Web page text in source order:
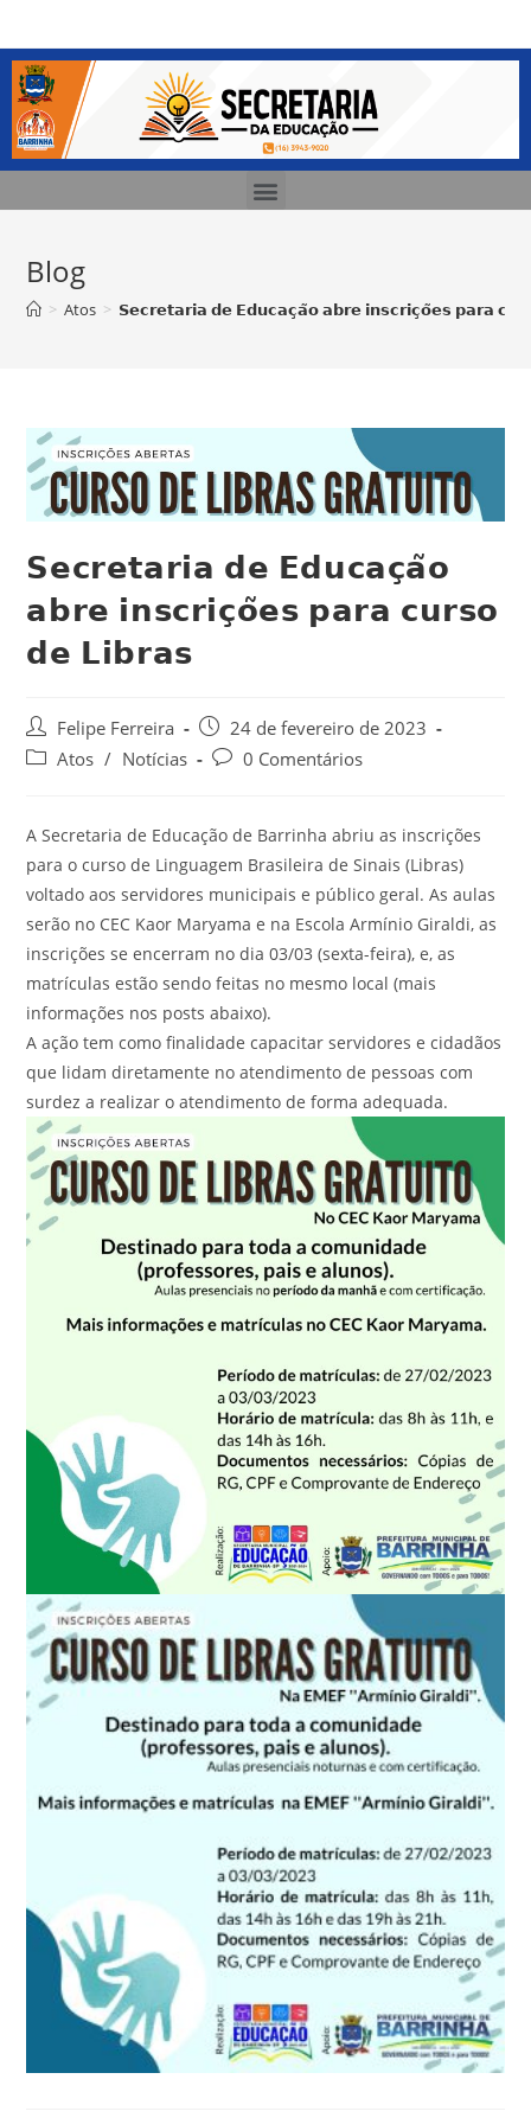
Blog
> Atos > 𝗦𝗲𝗰𝗿𝗲𝘁𝗮𝗿𝗶𝗮 𝗱𝗲 𝗘𝗱𝘂𝗰𝗮𝗰̧𝗮̃𝗼 𝗮𝗯𝗿𝗲 𝗶𝗻𝘀𝗰𝗿𝗶𝗰̧𝗼̃𝗲𝘀 𝗽𝗮𝗿𝗮
𝗦𝗲𝗰𝗿𝗲𝘁𝗮𝗿𝗶𝗮 𝗱𝗲 𝗘𝗱𝘂𝗰𝗮𝗰̧𝗮̃𝗼
𝗮𝗯𝗿𝗲 𝗶𝗻𝘀𝗰𝗿𝗶𝗰̧𝗼̃𝗲𝘀 𝗽𝗮𝗿𝗮 𝗰𝘂𝗿𝘀𝗼
𝗱𝗲 𝗟𝗶𝗯𝗿𝗮𝘀
Felipe Ferreira
24 de fevereiro de 2023
Atos / Notícias 0 Comentários
A Secretaria de Educação de Barrinha abriu as inscrições
para o curso de Linguagem Brasileira de Sinais (Libras)
voltado aos servidores municipais e público geral. As aulas
serão no CEC Kaor Maryama e na Escola Armínio Giraldi, as
inscrições se encerram no dia 03/03 (sexta-feira), e, as
matrículas estão sendo feitas no mesmo local (mais
informações nos posts abaixo).
A ação tem como finalidade capacitar servidores e cidadãos
que lidam diretamente no atendimento de pessoas com
surdez a realizar o atendimento de forma adequada.